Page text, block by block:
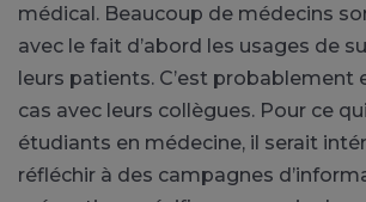
médical. Beaucoup de médecins
avec le fait d’abord les usages de
leurs patients. C’est probablement
cas avec leurs collègues. Pour ce
étudiants en médecine, il serait
réfléchir à des campagnes